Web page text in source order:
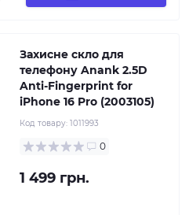
Захисне скло для
телефону Anank 2.5D
Anti-Fingerprint for
iPhone 16 Pro (2003105)
Код товару: 1011993
0
1 499 грн.